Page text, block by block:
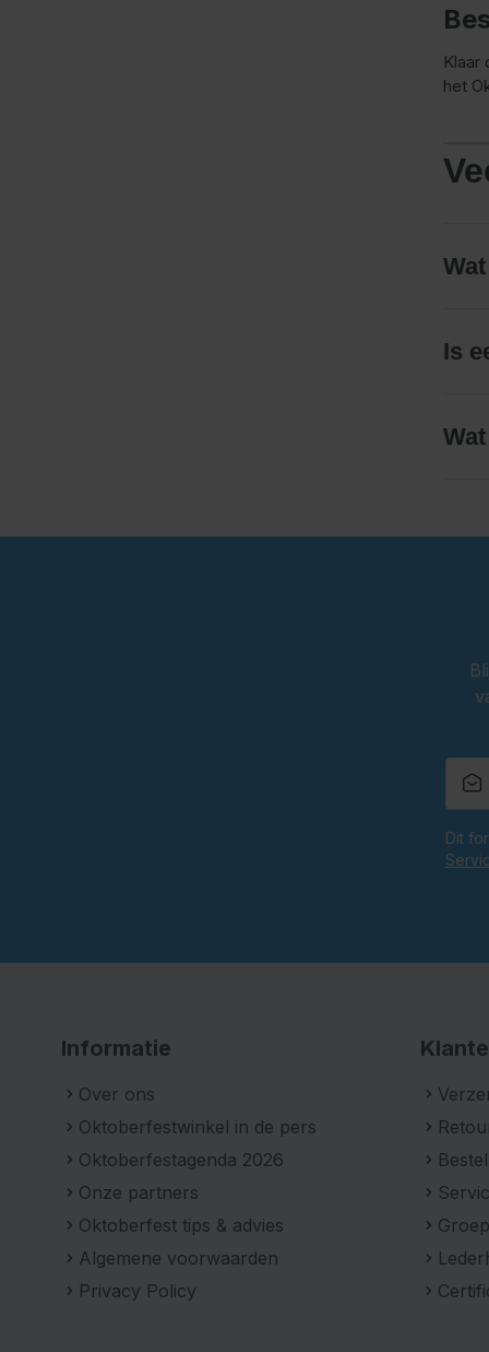
het
Is
Dit
Informatie
Over ons
Oktoberfestwinkel in de pers
Oktoberfestagenda 2026
Onze partners
Oktoberfest tips & advies
Algemene voorwaarden
Privacy Policy